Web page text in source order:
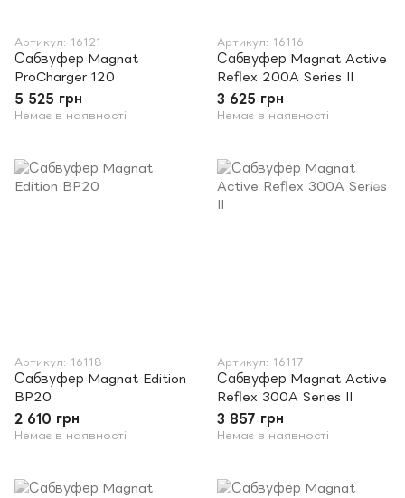
Артикул: 16121
Сабвуфер Magnat
ProCharger 120
5 525 грн
Немає в наявності
Артикул: 16116
Сабвуфер Magnat Active
Reflex 200A Series II
3 625 грн
Немає в наявності
Артикул: 16118
Сабвуфер Magnat Edition
BP20
2 610 грн
Немає в наявності
Артикул: 16117
Сабвуфер Magnat Active
Reflex 300A Series II
3 857 грн
Немає в наявності